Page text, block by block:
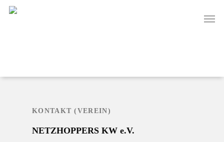
Skip
Menu
KONTAKT (VEREIN)
NETZHOPPERS KW e.V.